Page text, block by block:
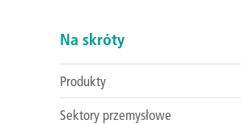
Na skróty
Produkty
Sektory przemysłowe